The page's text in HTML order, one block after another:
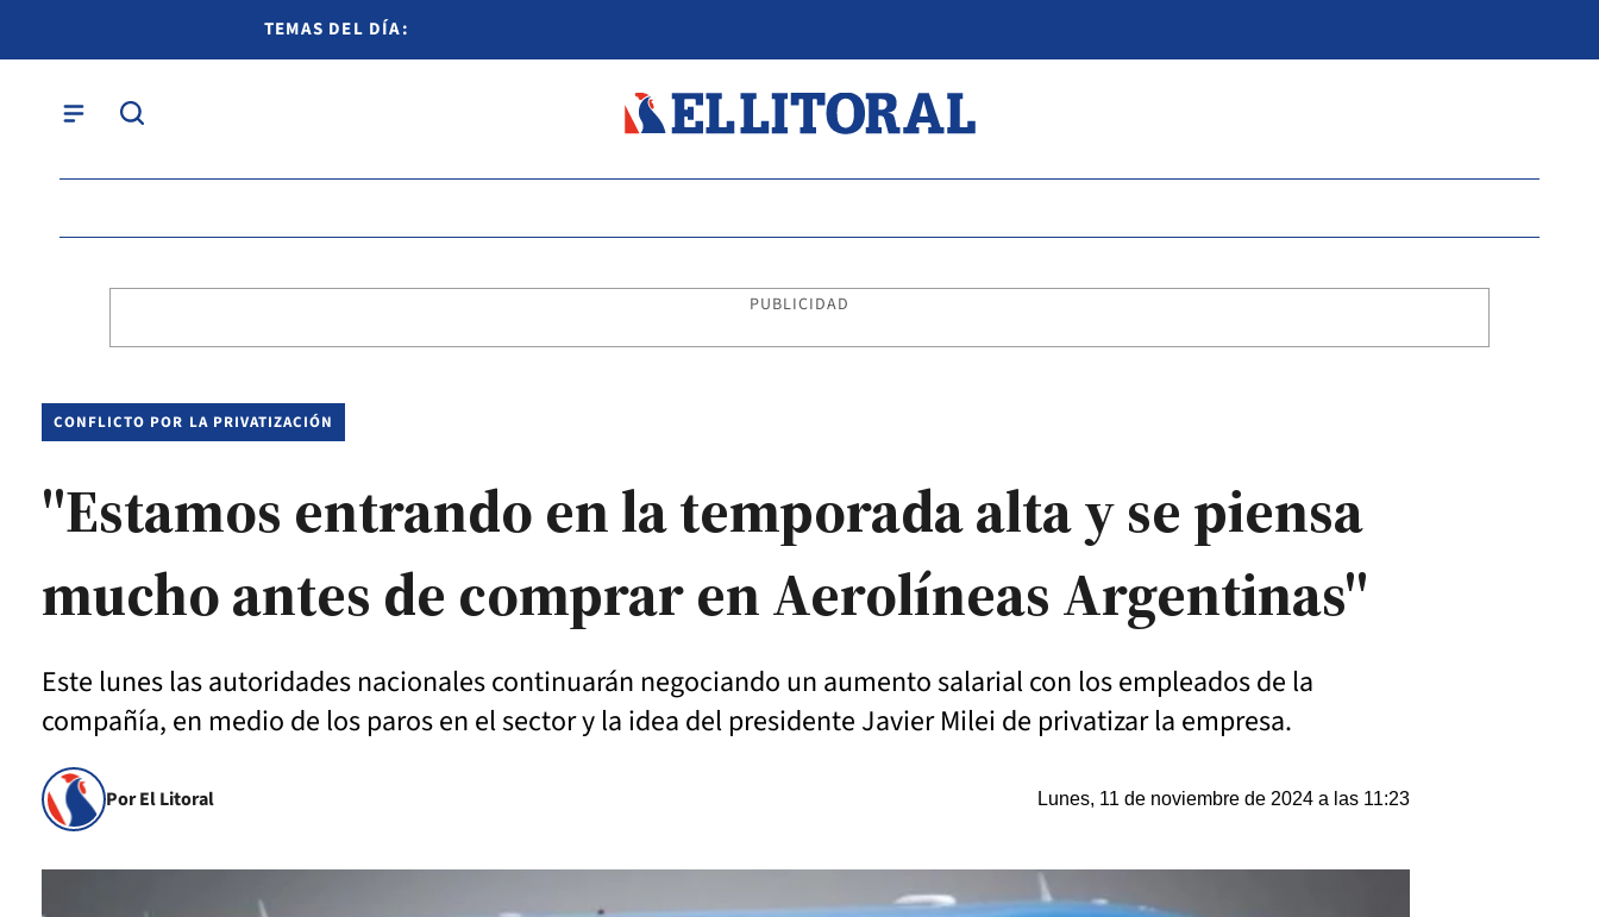
TEMAS DEL DÍA:
PUBLICIDAD
CONFLICTO POR LA PRIVATIZACIÓN
"Estamos entrando en la temporada alta y se piensa
mucho antes de comprar en Aerolíneas Argentinas"
Este lunes las autoridades nacionales continuarán negociando un aumento salarial con los empleados de la
compañía, en medio de los paros en el sector y la idea del presidente Javier Milei de privatizar la empresa.
Por El Litoral Lunes, 11 de noviembre de 2024 a las 11:23